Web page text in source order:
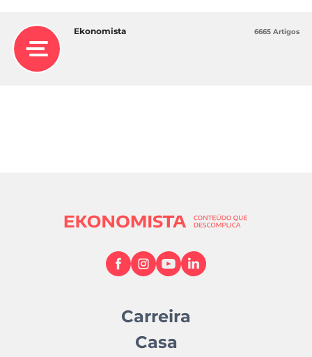
Ekonomista 6665 Artigos
Carreira
Casa